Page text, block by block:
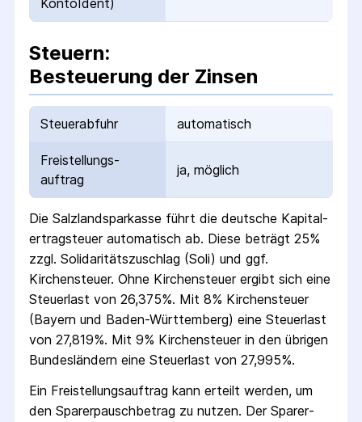
KontoIdent)
Steuern:
Besteuerung der Zinsen
Steuerabfuhr automatisch
Freistellungs­
auftrag
ja, möglich
Die Salzlandsparkasse führt die deutsche Kapital­
ertrag­steuer automatisch ab. Diese beträgt 25%
zzgl. Solidaritäts­zuschlag (Soli) und ggf.
Kirchensteuer. Ohne Kirchensteuer ergibt sich eine
Steuerlast von 26,375%. Mit 8% Kirchensteuer
(Bayern und Baden-Württemberg) eine Steuerlast
von 27,819%. Mit 9% Kirchensteuer in den übrigen
Bundesländern eine Steuerlast von 27,995%.
Ein Freistellungs­auftrag kann erteilt werden, um
den Sparer­pausch­betrag zu nutzen. Der Sparer­